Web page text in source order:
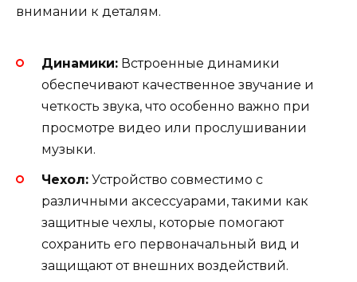
внимании к деталям.
Динамики: Встроенные динамики
обеспечивают качественное звучание и
четкость звука, что особенно важно при
просмотре видео или прослушивании
музыки.
Чехол: Устройство совместимо с
различными аксессуарами, такими как
защитные чехлы, которые помогают
сохранить его первоначальный вид и
защищают от внешних воздействий.